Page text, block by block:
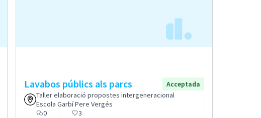
Lavabos públics als parcs
Acceptada
Taller elaboració propostes intergeneracional
Escola Garbí Pere Vergés
0
3